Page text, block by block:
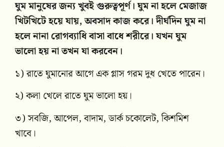
ঘুম মানুষের জন্য খুবই গুরুত্বপূর্ণ। ঘুম না হলে মেজাজ
খিটখিটে হয়ে যায়, অবসাদ কাজ করে। দীর্ঘদিন ঘুম না
হলে নানা রোগব্যাধি বাসা বাধে শরীরে। যখন ঘুম
ভালো হয় না তখন যা করবেন।
১) রাতে ঘুমানোর আগে এক গ্লাস গরম দুধ খেতে পারেন।
২) কলা খেলে রাতে ঘুম ভালো হয়।
৩) সবজি, আপেল, বাদাম, ডার্ক চকোলেট, কিশমিশ
খাবে।